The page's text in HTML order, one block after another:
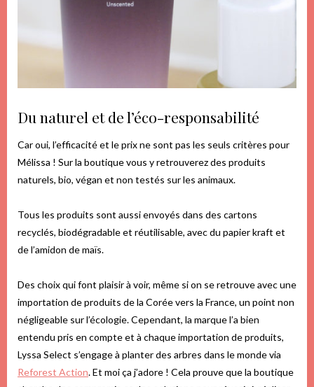
Du naturel et de l’éco-responsabilité
Car oui, l’efficacité et le prix ne sont pas les seuls critères pour
Mélissa ! Sur la boutique vous y retrouverez des produits
naturels, bio, végan et non testés sur les animaux.
Tous les produits sont aussi envoyés dans des cartons
recyclés, biodégradable et réutilisable, avec du papier kraft et
de l’amidon de maïs.
Des choix qui font plaisir à voir, même si on se retrouve avec une
importation de produits de la Corée vers la France, un point non
négligeable sur l’écologie. Cependant, la marque l’a bien
entendu pris en compte et à chaque importation de produits,
Lyssa Select s’engage à planter des arbres dans le monde via
Reforest Action. Et moi ça j’adore ! Cela prouve que la boutique